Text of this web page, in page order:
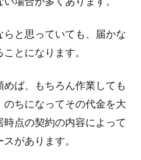
する...
入れても、蛍光灯が急につかなくな
と思っていても、届かな
とになります。
ば、もちろん作業しても
ちになってその代金を大
点の契約の内容によって
があります。